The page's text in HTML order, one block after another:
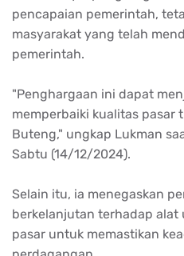
pencapaian pemerintah,
masyarakat yang telah
pemerintah.
"Penghargaan ini dapat
memperbaiki kualitas pasar
Buteng," ungkap Lukman
Sabtu (14/12/2024).
Selain itu, ia menegaskan
berkelanjutan terhadap alat
pasar untuk memastikan